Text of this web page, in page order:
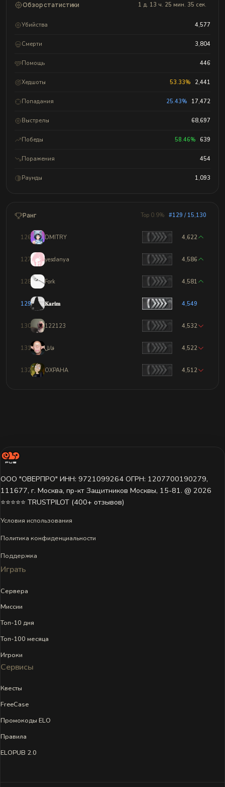
Обзор статистики 1 д. 13 ч. 25 мин. 35 сек.
Убийства 4,577
Смерти 3,804
Помощь 446
Хедшоты 53.33% 2,441
Попадания 25.43% 17,472
Выстрелы 68,697
Победы 58.46% 639
Поражения 454
Раунды 1,093
Ранг Top 0.9% #129 / 15,130
126 DMITRY 4,622
127 yesdanya 4,586
128 Fork 4,581
129 𝐊𝐚𝐫𝐢𝐦 4,549
130 122123 4,532
131 قاتل 4,522
132 ОХРАНА 4,512
ООО "ОВЕРПРО" ИНН: 9721099264 ОГРН: 1207700190279,
111677, г. Москва, пр-кт Защитников Москвы, 15-81. @ 2026 ㅤ
⭐⭐⭐⭐⭐ TRUSTPILOT (400+ отзывов)
Условия использования
Политика конфиденциальности
Поддержка
Играть
Сервера
Миссии
Топ-10 дня
Топ-100 месяца
Игроки
Сервисы
Квесты
FreeCase
Промокоды ELO
Правила
ELOPUB 2.0